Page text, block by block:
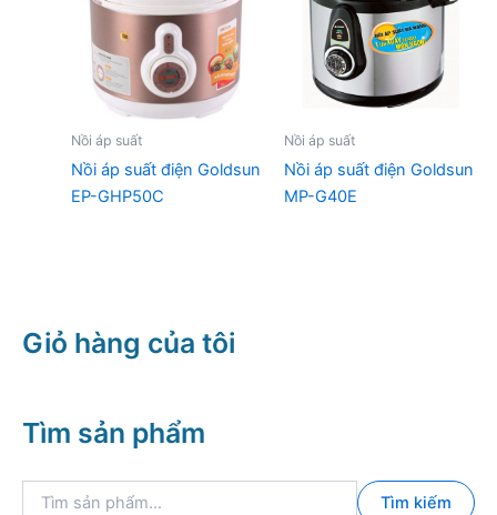
Nồi áp suất
Nồi áp suất điện Goldsun
EP-GHP50C
Nồi áp suất
Nồi áp suất điện Goldsun
MP-G40E
Giỏ hàng của tôi
Tìm sản phẩm
Tìm kiếm